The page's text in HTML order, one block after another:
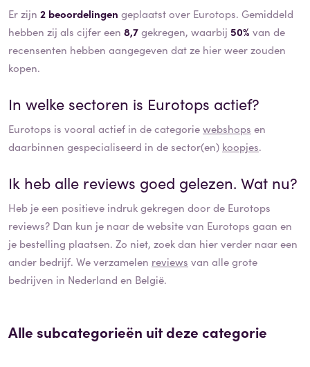
Er zijn 2 beoordelingen geplaatst over Eurotops. Gemiddeld
hebben zij als cijfer een 8,7gekregen, waarbij 50% van de
recensenten hebben aangegeven dat ze hier weer zouden
kopen.
In welke sectoren is Eurotops actief?
Eurotops is vooral actief in de categoriewebshops en
daarbinnen gespecialiseerd in de sector(en) koopjes.
Ik heb alle reviews goed gelezen. Wat nu?
Heb je een positieve indruk gekregen door de Eurotops
reviews? Dan kun je naar de website van Eurotops gaan en
je bestelling plaatsen. Zo niet, zoek dan hier verder naar een
ander bedrijf. We verzamelen reviews van alle grote
bedrijven in Nederland en België.
Alle subcategorieën uit deze categorie